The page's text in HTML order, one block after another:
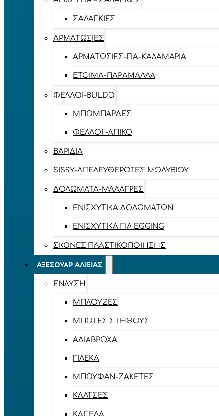
ΣΑΛΑΓΚΙΈΣ
ΑΡΜΑΤΩΣΙΈΣ
ΑΡΜΑΤΩΣΙΈΣ-ΓΙΑ-ΚΑΛΑΜΆΡΙΑ
ΈΤΟΙΜΑ-ΠΑΡΆΜΑΛΛΑ
ΦΕΛΛΟΊ-BULDO
ΜΠΟΜΠΆΡΔΕΣ
ΦΕΛΛΟΊ -ΑΠΊΚΟ
ΒΑΡΊΔΙΑ
SISSY-ΑΠΕΛΕΥΘΕΡΟΤΈΣ ΜΟΛΥΒΙΟΎ
ΔΟΛΏΜΑΤΑ-ΜΑΛΆΓΡΕΣ
ΕΝΙΣΧΥΤΙΚΆ ΔΟΛΩΜΆΤΩΝ
ΕΝΙΣΧΥΤΙΚΆ ΓΙΑ EGGING
ΣΚΌΝΕΣ ΠΛΑΣΤΙΚΟΠΟΊΗΣΗΣ
ΑΞΕΣΟΥΆΡ ΑΛΙΕΊΑΣ
ΈΝΔΥΣΗ
ΜΠΛΟΎΖΕΣ
ΜΠΌΤΕΣ ΣΤΉΘΟΥΣ
ΑΔΙΆΒΡΟΧΑ
ΓΙΛΈΚΑ
ΜΠΟΥΦΆΝ-ΖΑΚΈΤΕΣ
ΚΆΛΤΣΕΣ
ΚΑΠΈΛΑ